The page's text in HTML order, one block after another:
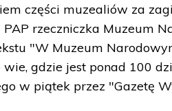
części muzealiów za
rzeczniczka Muzeum
"W Muzeum
gdzie jest ponad 100
w piątek przez "Gazetę